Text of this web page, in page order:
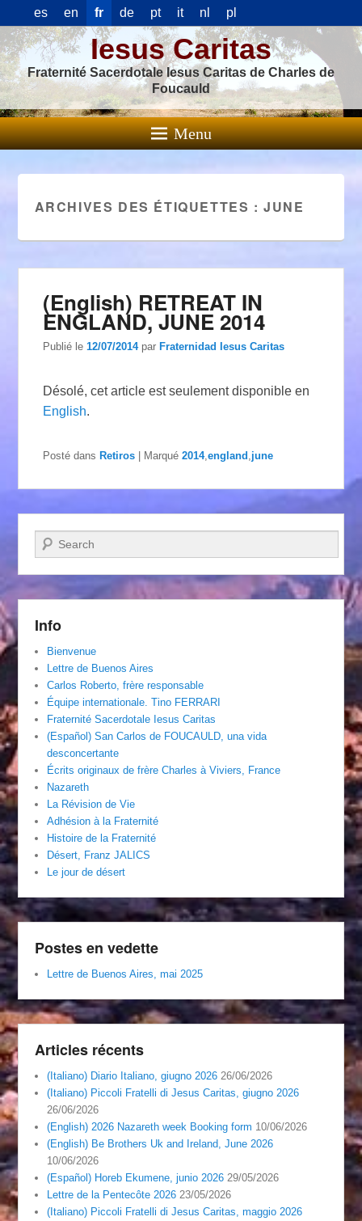
es en fr de pt it nl pl
Iesus Caritas
Fraternité Sacerdotale Iesus Caritas de Charles de
Foucauld
Menu
ARCHIVES DES ÉTIQUETTES :JUNE
(English) RETREAT IN
ENGLAND, JUNE 2014
Publié le12/07/2014 par Fraternidad Iesus Caritas
Désolé, cet article est seulement disponible en
English.
Posté dans Retiros Marqué 2014,england june
Recherche
Info
Bienvenue
Lettre de Buenos Aires
Carlos Roberto, frère responsable
Équipe internationale. Tino FERRARI
Fraternité Sacerdotale Iesus Caritas
(Español) San Carlos de FOUCAULD, una vida
desconcertante
Écrits originaux de frère Charles à Viviers, France
Nazareth
La Révision de Vie
Adhésion à la Fraternité
Histoire de la Fraternité
Désert, Franz JALICS
Le jour de désert
Postes en vedette
Lettre de Buenos Aires, mai 2025
Articles récents
(Italiano) Diario Italiano, giugno 2026 26/06/2026
(Italiano) Piccoli Fratelli di Jesus Caritas, giugno 2026
26/06/2026
(English) 2026 Nazareth week Booking form 10/06/2026
(English) Be Brothers Uk and Ireland, June 2026
10/06/2026
(Español) Horeb Ekumene, junio 2026 29/05/2026
Lettre de la Pentecôte 2026 23/05/2026
(Italiano) Piccoli Fratelli di Jesus Caritas, maggio 2026